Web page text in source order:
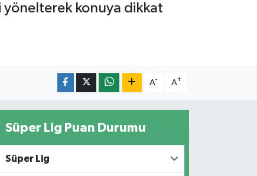
yönelterek konuya dikkat
A- A+
Süper Lig Puan Durumu
Süper Lig